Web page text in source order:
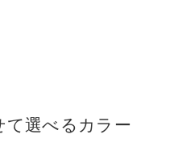
て選べるカラー